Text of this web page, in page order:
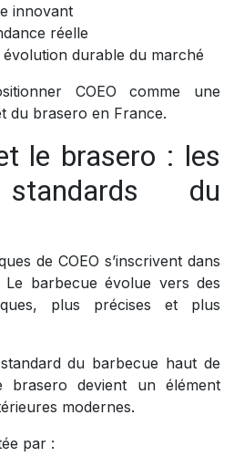
innovant
réelle
évolution durable du marché
COEO comme une
du brasero en France.
le brasero : les
du
de COEO s’inscrivent dans
Le barbecue évolue vers des
plus précises et plus
du barbecue haut de
brasero devient un élément
modernes.
par :